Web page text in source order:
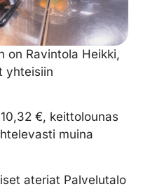
on Ravintola Heikki,
yhteisiin
€, keittolounas
muina
ateriat Palvelutalo